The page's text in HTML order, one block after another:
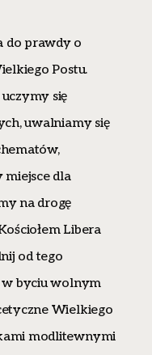
do prawdy o
Postu.
się
uwalniamy się
dla
na drogę
Libera
od tego
w byciu wolnym
Wielkiego
modlitewnymi